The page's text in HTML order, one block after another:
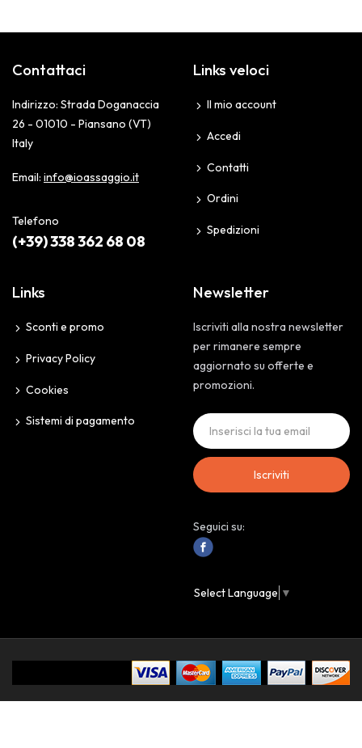
Contattaci
Indirizzo: Strada Doganaccia
26 - 01010 - Piansano (VT)
Italy
Email: info@ioassaggio.it
Telefono
(+39) 338 362 68 08
Links veloci
Il mio account
Accedi
Contatti
Ordini
Spedizioni
Links
Sconti e promo
Privacy Policy
Cookies
Sistemi di pagamento
Newsletter
Iscriviti alla nostra newsletter
per rimanere sempre
aggiornato su offerte e
promozioni.
Iscriviti
Seguici su:
Select Language ▼
IoAssaggio.it © 2024 Personal Store. All Rights Reserved